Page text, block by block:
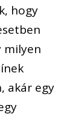
hogy
milyen
akár egy